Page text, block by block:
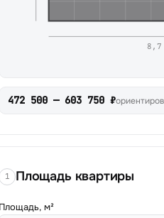
8,7
472 500 — 603 750 ₽
1 Площадь квартиры
Площадь, м²